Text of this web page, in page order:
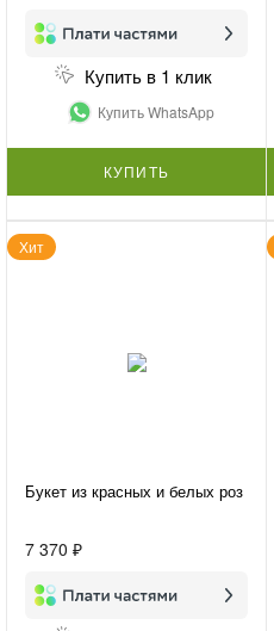
Купить в 1 клик
Купить WhatsApp
КУПИТЬ
Хит
Букет из красных и белых роз
7 370 ₽